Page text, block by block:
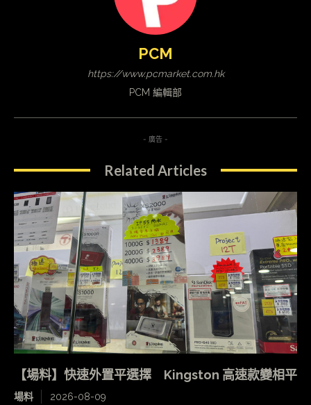
PCM
https://www.pcmarket.com.hk
PCM 編輯部
- 廣告 -
Related Articles
【場料】快速外置平選擇 Kingston 高速款變相平
場料 2026-08-09